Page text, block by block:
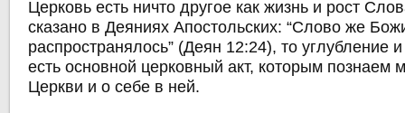
Церковь есть ничто другое как жизнь и рост
сказано в Деяниях Апостольских: “Слово же
распространялось” (Деян 12:24), то углубление
есть основной церковный акт, которым познаем
Церкви и о себе в ней.